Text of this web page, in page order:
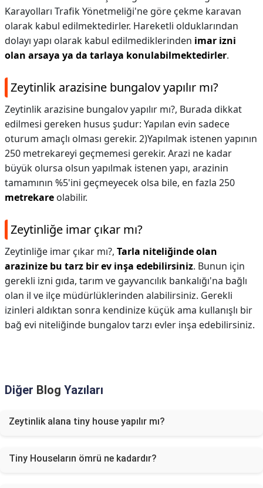
Karayolları Trafik Yönetmeliği'ne göre çekme karavan
olarak kabul edilmektedirler. Hareketli olduklarından
dolayı yapı olarak kabul edilmediklerinden imar izni
olan arsaya ya da tarlaya konulabilmektedirler.
Zeytinlik arazisine bungalov yapılır mı?
Zeytinlik arazisine bungalov yapılır mı?, Burada dikkat
edilmesi gereken husus şudur: Yapılan evin sadece
oturum amaçlı olması gerekir. 2)Yapılmak istenen yapının
250 metrekareyi geçmemesi gerekir. Arazi ne kadar
büyük olursa olsun yapılmak istenen yapı, arazinin
tamamının %5'ini geçmeyecek olsa bile, en fazla 250
metrekare olabilir.
Zeytinliğe imar çıkar mı?
Zeytinliğe imar çıkar mı?, Tarla niteliğinde olan
arazinize bu tarz bir ev inşa edebilirsiniz. Bunun için
gerekli izni gıda, tarım ve gayvancılık bankalığı'na bağlı
olan il ve ilçe müdürlüklerinden alabilirsiniz. Gerekli
izinleri aldıktan sonra kendinize küçük ama kullanışlı bir
bağ evi niteliğinde bungalov tarzı evler inşa edebilirsiniz.
Diğer Blog Yazıları
Zeytinlik alana tiny house yapılır mı?
Tiny Houseların ömrü ne kadardır?